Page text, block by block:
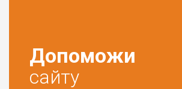
Допоможи
сайту